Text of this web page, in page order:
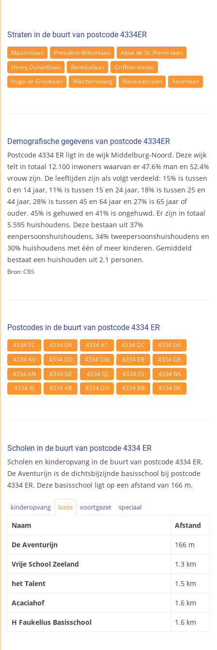
Straten in de buurt van postcode 4334ER
Mazzinilaan President Wilsonlaan
Abbé de St. Pierre-laan
Henry Dunantlaan
Beneluxlaan
Griffioenstraat
Hugo de Grootlaan
Walcherseweg Hazelaarslaan Asserlaan
Demografische gegevens van postcode 4334ER
Postcode 4334 ER ligt in de wijk Middelburg-Noord. Deze wijk
telt in totaal 12.100 inwoners waarvan er 47.6% man en 52.4%
vrouw zijn. De leeftijden zijn als volgt verdeeld: 15% is tussen
0 en 14 jaar, 11% is tussen 15 en 24 jaar, 18% is tussen 25 en
44 jaar, 28% is tussen 45 en 64 jaar en 27% is 65 jaar of
ouder. 45% is gehuwed en 41% is ongehuwd. Er zijn in totaal
5.595 huishoudens. Deze bestaan uit 37%
eenpersoonshuishoudens, 34% tweepersoonshuishoudens en
30% huishoudens met één of meer kinderen. Gemiddeld
bestaat een huishouden uit 2.1 personen.
Bron: CBS
Postcodes in de buurt van postcode 4334 ER
4334 EC 4334 GK 4334 AT 4334 GC
4334 GA
4334 AV
4334 GD 4334 GM 4334 EB
4334 GB
4334 AN
4334 GE 4334 GJ 4334 ES
4334 BA
4334 BJ
4334 AR 4334 GH 4334 BB 4334 BK
Scholen in de buurt van postcode 4334 ER
Scholen en kinderopvang in de buurt van postcode 4334 ER.
De Aventurijn is de dichtsbijzijnde basisschool bij postcode
4334 ER. Deze basisschool ligt op een afstand van 166 m.
kinderopvang basis voortgezet speciaal
Naam Afstand
De Aventurijn 166 m
Vrije School Zeeland 1.3 km
het Talent 1.5 km
Acaciahof 1.6 km
H Faukelius Basisschool 1.6 km